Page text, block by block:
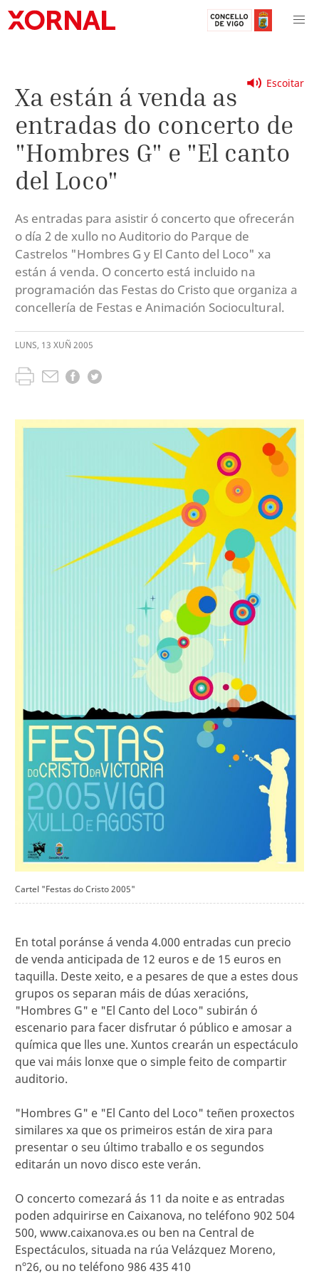
Escoitar
Xa están á venda as
entradas do concerto de
"Hombres G" e "El canto
del Loco"
As entradas para asistir ó concerto que ofrecerán
o día 2 de xullo no Auditorio do Parque de
Castrelos "Hombres G y El Canto del Loco" xa
están á venda. O concerto está incluido na
programación das Festas do Cristo que organiza a
concellería de Festas e Animación Sociocultural.
LUNS, 13 XUÑ 2005
Cartel "Festas do Cristo 2005"
En total poránse á venda 4.000 entradas cun precio
de venda anticipada de 12 euros e de 15 euros en
taquilla. Deste xeito, e a pesares de que a estes dous
grupos os separan máis de dúas xeracións,
"Hombres G" e "El Canto del Loco" subirán ó
escenario para facer disfrutar ó público e amosar a
química que lles une. Xuntos crearán un espectáculo
que vai máis lonxe que o simple feito de compartir
auditorio.
"Hombres G" e "El Canto del Loco" teñen proxectos
similares xa que os primeiros están de xira para
presentar o seu último traballo e os segundos
editarán un novo disco este verán.
O concerto comezará ás 11 da noite e as entradas
poden adquirirse en Caixanova, no teléfono 902 504
500, www.caixanova.es ou ben na Central de
Espectáculos, situada na rúa Velázquez Moreno,
nº26, ou no teléfono 986 435 410